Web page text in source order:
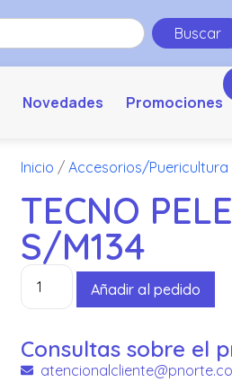
Buscar
Novedades Promociones
Inicio / Accesorios/Puericultura
TECNO
S/M134
Añadir al pedido
Consultas sobre el